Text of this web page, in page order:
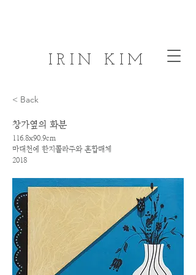
IRIN KIM
< Back
창가옆의 화분
116.8x90.9cm
마대천에 한지콜라주와 혼합매체
2018